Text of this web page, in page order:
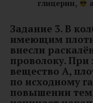
глицерин,
Задание 3. В
имеющим
внесли
проволоку. При
вещество A,
по исходному
повышении